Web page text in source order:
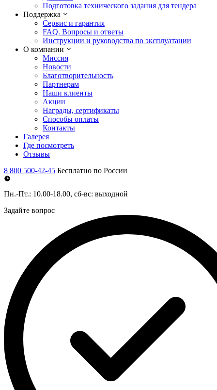
Подготовка технического задания для тендера
Поддержка
Сервис и гарантия
FAQ. Вопросы и ответы
Инструкции и руководства по эксплуатации
О компании
Миссия
Новости
Благотворительность
Партнерам
Наши клиенты
Акции
Награды, сертификаты
Способы оплаты
Контакты
Галерея
Где посмотреть
Отзывы
8 800 500-42-45 Бесплатно по России
Пн.-Пт.: 10.00-18.00, сб-вс: выходной
Задайте вопрос